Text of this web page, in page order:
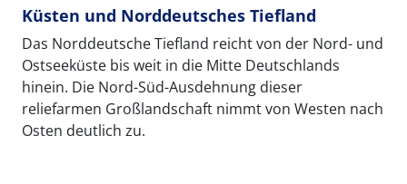
Küsten und Norddeutsches Tiefland
Das Norddeutsche Tiefland reicht von der Nord- und
Ostseeküste bis weit in die Mitte Deutschlands
hinein. Die Nord-Süd-Ausdehnung dieser
reliefarmen Großlandschaft nimmt von Westen nach
Osten deutlich zu.